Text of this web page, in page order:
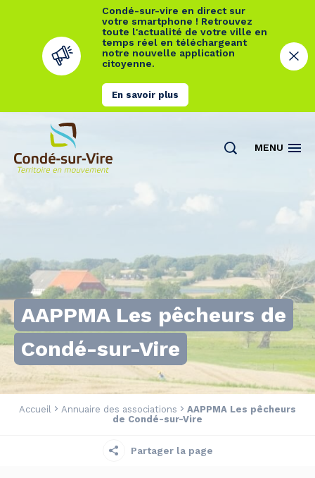
Condé-sur-vire en direct sur
votre smartphone ! Retrouvez
toute l'actualité de votre ville en
temps réel en téléchargeant
notre nouvelle application
citoyenne.
En savoir plus
Actualités Contact
MENU
AAPPMA Les pêcheurs de
Condé-sur-Vire
Accueil Annuaire des associations
AAPPMA Les pêcheurs
de Condé-sur-Vire
Partager la page
Cookies management panel